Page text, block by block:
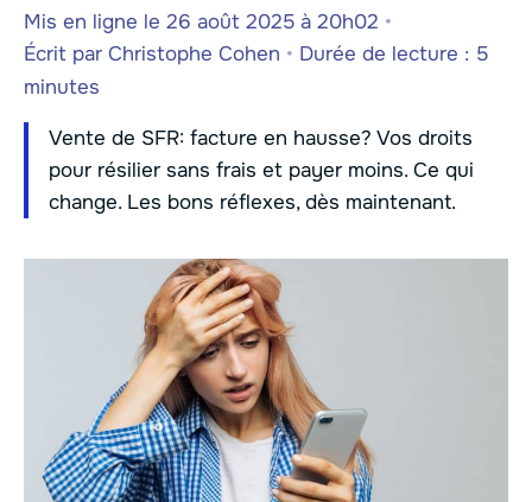
Mis en ligne le 26 août 2025 à 20h02 •
Écrit par Christophe Cohen • Durée de lecture : 5
minutes
Vente de SFR: facture en hausse? Vos droits
pour résilier sans frais et payer moins. Ce qui
change. Les bons réflexes, dès maintenant.